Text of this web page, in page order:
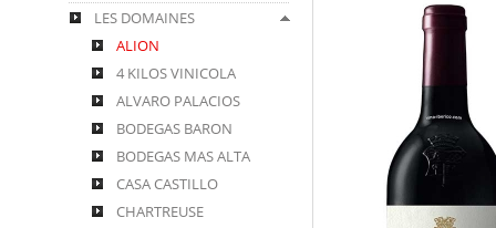
LES DOMAINES
ALION
4 KILOS VINICOLA
ALVARO PALACIOS
BODEGAS BARON
BODEGAS MAS ALTA
CASA CASTILLO
CHARTREUSE